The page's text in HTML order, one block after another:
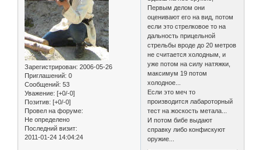
Зарегистрирован: 2006-05-26
Приглашений: 0
Сообщений: 53
Уважение: [+0/-0]
Позитив: [+0/-0]
Провел на форуме:
Не определено
Последний визит:
2011-01-24 14:04:24
Первым делом они
оценивают его на вид, потом
если это стрелковое то на
дальность прицельной
стрельбы вроде до 20 метров
не считается холодным, и
уже потом на силу натяжки,
максимум 19 потом
холодное...
Если это меч то
производится лабароторный
тест на жоскость метала...
И потом бибе выдают
справку либо конфискуют
оружие...